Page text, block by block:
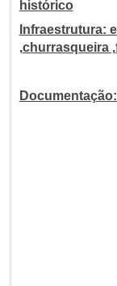
histórico
Infraestrutura:
,churrasqueira